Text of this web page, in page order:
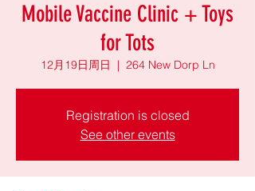
Mobile Vaccine Clinic + Toys
for Tots
12月19日周日
  |
264 New Dorp Ln
Registration is closed
See other events